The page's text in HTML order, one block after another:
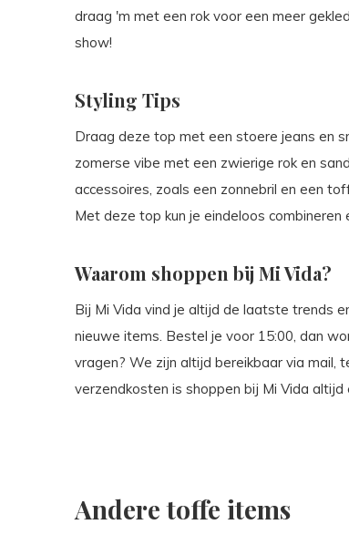
draag 'm met een rok voor een meer
show!
Styling Tips
Draag deze top met een stoere jeans en
zomerse vibe met een zwierige rok en
accessoires, zoals een zonnebril en een
Met deze top kun je eindeloos
Waarom shoppen bij Mi Vida?
Bij Mi Vida vind je altijd de laatste trends
nieuwe items. Bestel je voor 15:00, dan
vragen? We zijn altijd bereikbaar via mail,
verzendkosten is shoppen bij Mi Vida altijd
Andere toffe items